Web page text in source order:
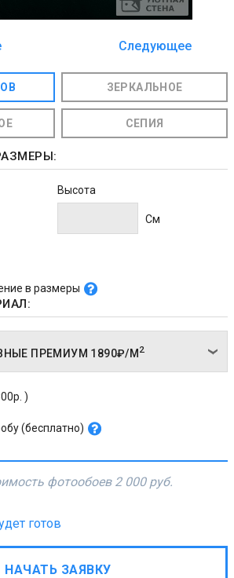
Следующее
ЗЕРКАЛЬНОЕ
СЕПИЯ
Высота
Cм
в размеры
ПРЕМИУМ 1890₽/М 2
)
(бесплатно)
фотообоев 2 000 руб.
готов
НАЧАТЬ ЗАЯВКУ